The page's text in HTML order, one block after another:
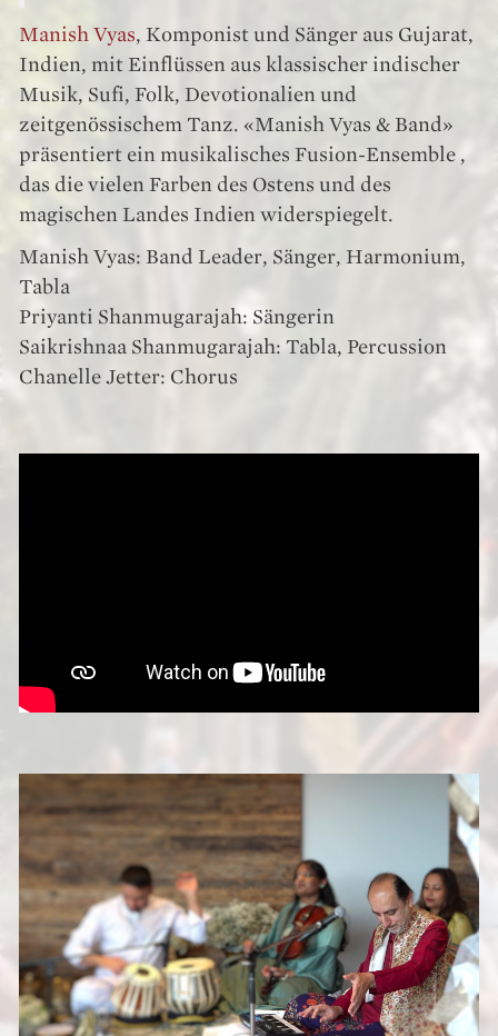
Manish Vyas, Komponist und Sänger aus Gujarat,
Indien, mit Einflüssen aus klassischer indischer
Musik, Sufi, Folk, Devotionalien und
zeitgenössischem Tanz. «Manish Vyas & Band»
präsentiert ein musikalisches Fusion-Ensemble ,
das die vielen Farben des Ostens und des
magischen Landes Indien widerspiegelt.
Manish Vyas: Band Leader, Sänger, Harmonium,
Tabla
Priyanti Shanmugarajah: Sängerin
Saikrishnaa Shanmugarajah: Tabla, Percussion
Chanelle Jetter: Chorus